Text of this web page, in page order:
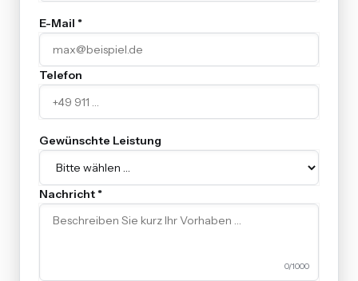
E-Mail *
Telefon
Gewünschte Leistung
Nachricht *
0/1000